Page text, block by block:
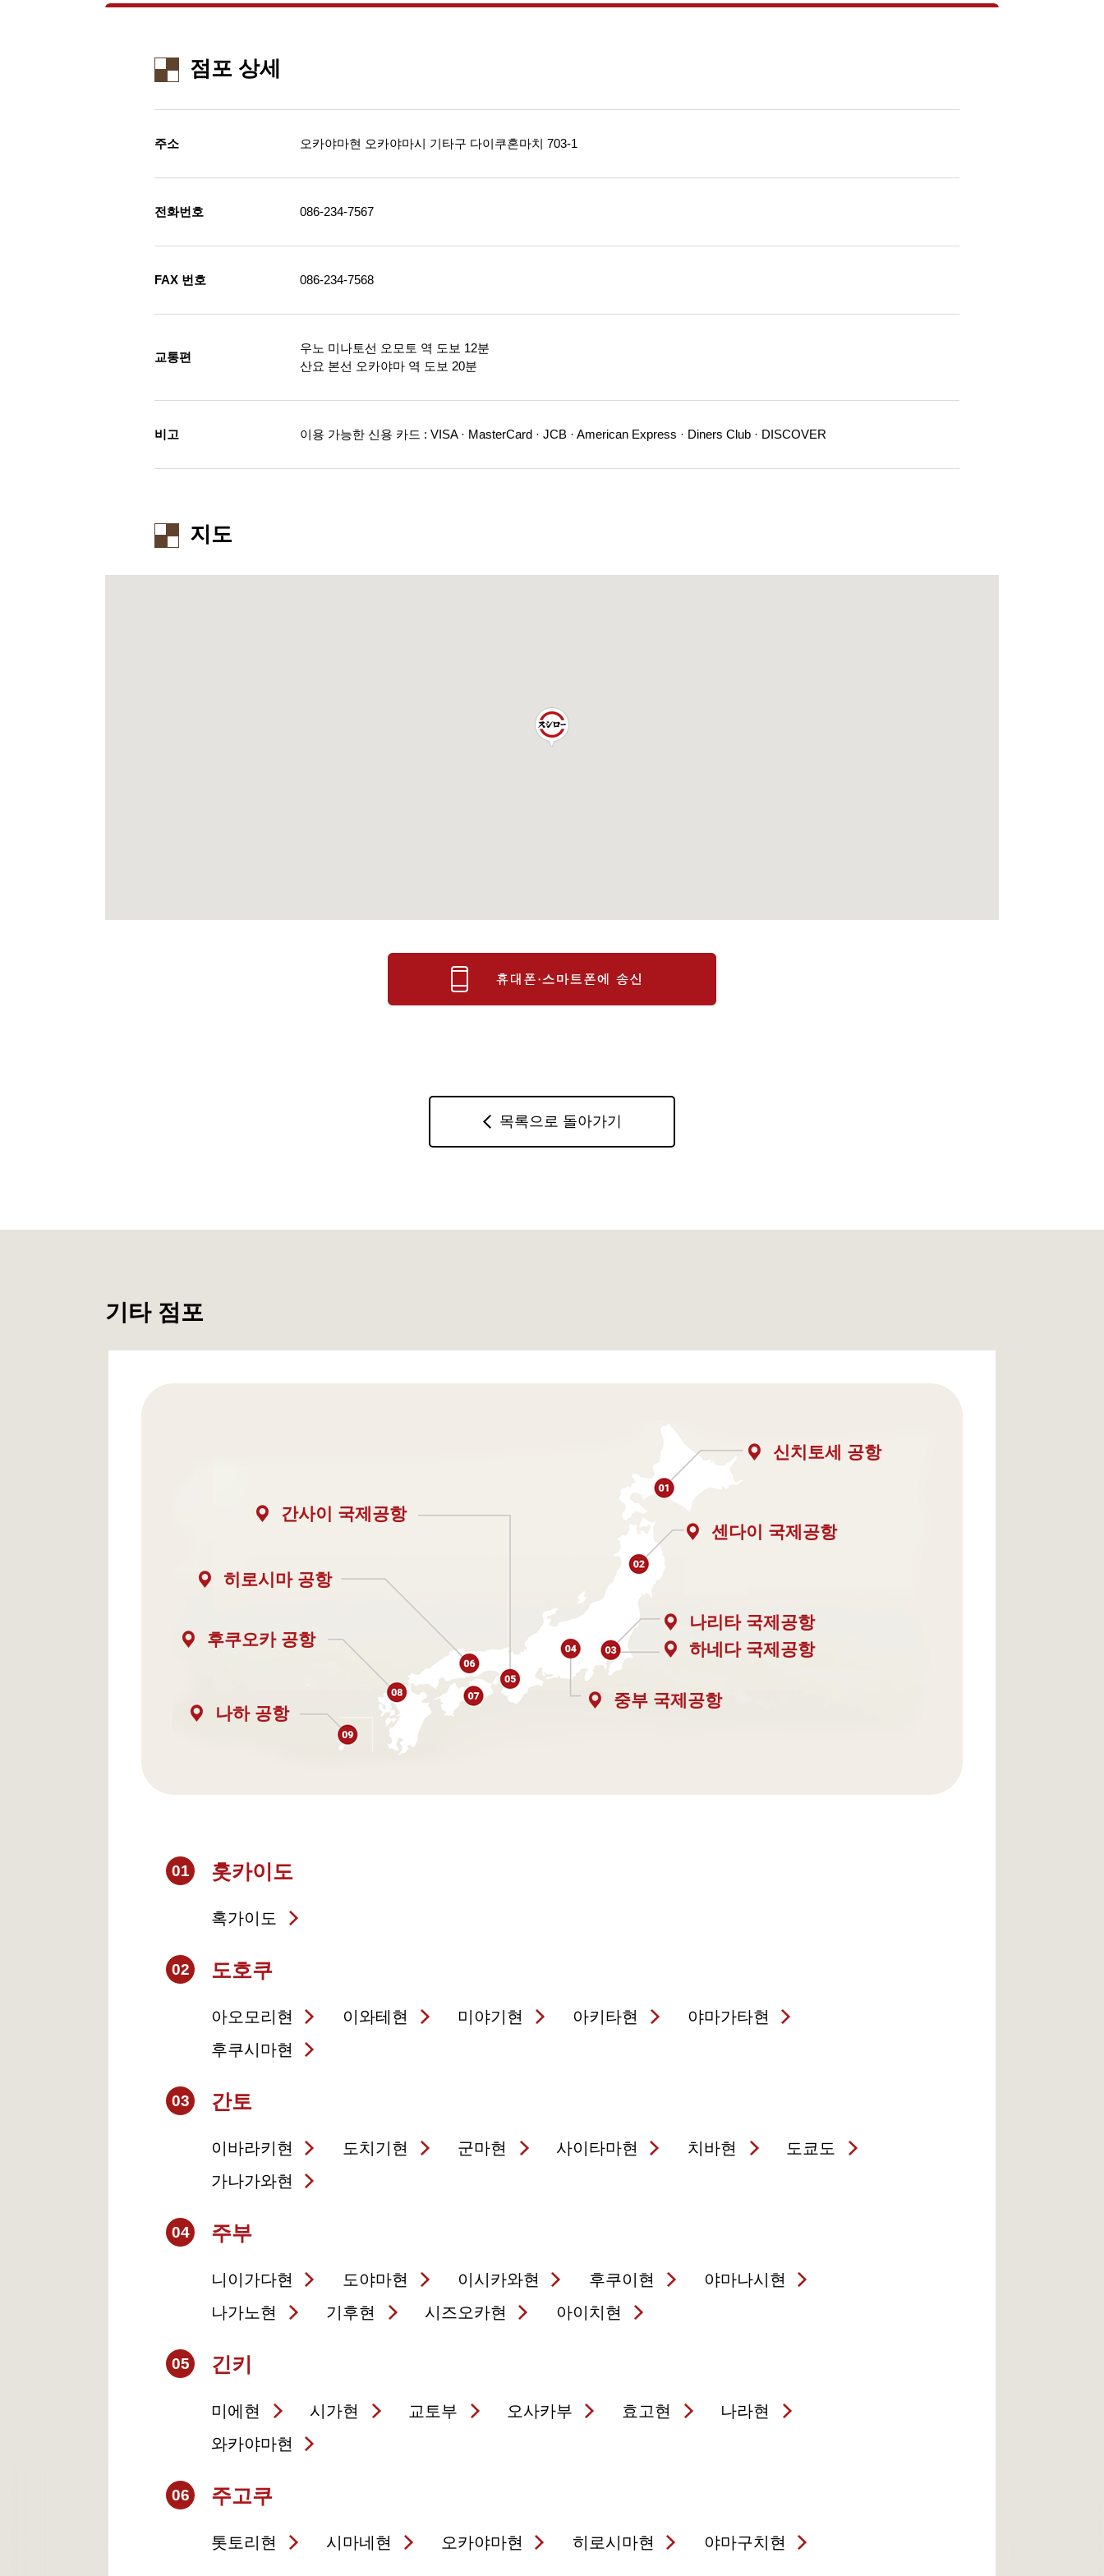
점포 상세
주소 오카야마현 오카야마시 기타구 다이쿠혼마치 703-1
전화번호 086-234-7567
FAX 번호 086-234-7568
교통편
우노 미나토선 오모토 역 도보 12분
산요 본선 오카야마 역 도보 20분
비고 이용 가능한 신용 카드 : VISA · MasterCard · JCB · American Express · Diners Club · DISCOVER
지도
목록으로 돌아가기
기타 점포
신치토세 공항
센다이 국제공항
나리타 국제공항
하네다 국제공항
중부 국제공항
간사이 국제공항
히로시마 공항
후쿠오카 공항
나하 공항
01 홋카이도
혹가이도
02 도호쿠
아오모리현 이와테현 미야기현 아키타현
야마가타현
후쿠시마현
03 간토
이바라키현 도치기현 군마현 사이타마현 치바현
도쿄도
가나가와현
04 주부
니이가다현 도야마현 이시카와현 후쿠이현
야마나시현
나가노현
기후현 시즈오카현 아이치현
05 긴키
미에현 시가현 교토부 오사카부 효고현
나라현
와카야마현
06 주고쿠
톳토리현 시마네현 오카야마현 히로시마현 야마구치현